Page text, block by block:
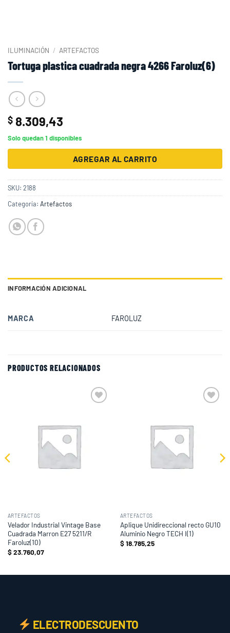
ILUMINACIÓN / ARTEFACTOS
Tortuga plastica cuadrada negra 4266 Faroluz(6)
$ 8.309,43
Solo quedan 1 disponibles
AGREGAR AL CARRITO
SKU: 2188
Categoría: Artefactos
INFORMACIÓN ADICIONAL
MARCA FAROLUZ
PRODUCTOS RELACIONADOS
ARTEFACTOS
Velador Industrial Vintage Base
Cuadrada Marron E27 5211/R
Faroluz(10)
$23.760,07
ARTEFACTOS
Aplique Unidireccional recto GU10
Aluminio Negro TECH I(1)
$18.785,25
ELECTRODESCUENTO